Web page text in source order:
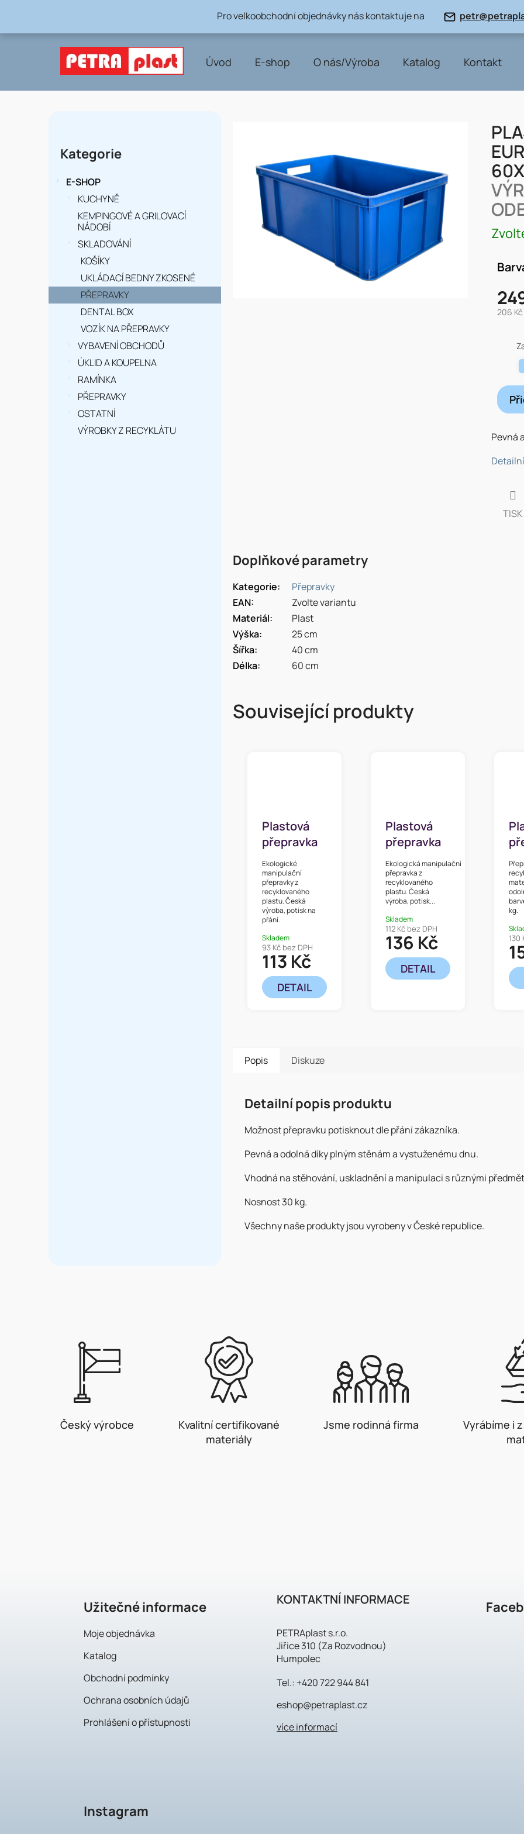
obsah
Pro velkoobchodní objednávky nás kontaktuje na
Úvod E-shop O nás/Výroba Katalog Kontakt
í
p
kategorie
Kategorie
E-SHOP
KUCHYNĚ
KEMPINGOVÉ A GRILOVACÍ
NÁDOBÍ
SKLADOVÁNÍ
KOŠÍKY
UKLÁDACÍ BEDNY ZKOSENÉ
PŘEPRAVKY
DENTAL BOX
VOZÍK NA PŘEPRAVKY
VYBAVENÍ OBCHODŮ
ÚKLID A KOUPELNA
RAMÍNKA
PŘEPRAVKY
OSTATNÍ
VÝROBKY Z RECYKLÁTU
206
cena:
Pevná
TISK
Doplňkové parametry
Kategorie:
Přepravky
EAN:
Zvolte variantu
Materiál:
Plast
Výška:
25 cm
Šířka:
40 cm
Délka: 60 cm
Související produkty
Plastová
přepravka
euro
manipulační
60x40x12,5
cm
Ekologické
manipulační
přepravky z
recyklovaného
plastu. Česká
výroba, potisk na
přání.
Skladem
93 Kč bez DPH
113 Kč
DETAIL
Plastová
přepravka
euro
manipulační
60x40x20
cm
Ekologická manipulační
přepravka z
recyklovaného
plastu. Česká
výroba, potisk...
Skladem
112 Kč bez DPH
136 Kč
DETAIL
kg.
130
Popis Diskuze
Detailní popis produktu
Možnost přepravku potisknout dle přání zákazníka.
Pevná a odolná díky plným stěnám a vystuženému dnu.
Vhodná na stěhování, uskladnění a manipulaci s různými
Nosnost 30 kg.
Všechny naše produkty jsou vyrobeny v České republice.
Český výrobce
Kvalitní certifikované
materiály
Jsme rodinná firma
Vyrábíme i
Užitečné informace
Moje objednávka
Katalog
Obchodní podmínky
Ochrana osobních údajů
Prohlášení o přístupnosti
KONTAKTNÍ INFORMACE
PETRAplast s.r.o.
Jiřice 310 (Za Rozvodnou)
Humpolec
Tel.: +420 722 944 841
eshop@petraplast.cz
více informací
Instagram